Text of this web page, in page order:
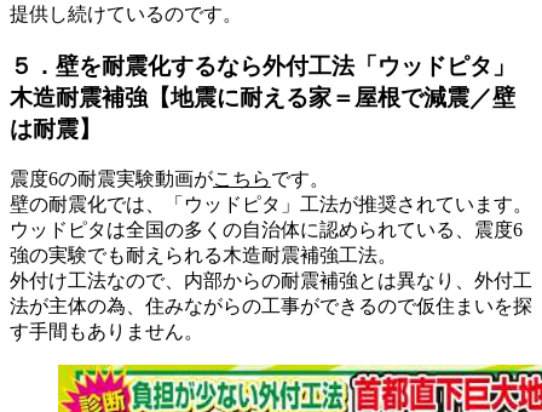
提供し続けているのです。
５．壁を耐震化するなら外付工法「ウッドピタ」
木造耐震補強【地震に耐える家＝屋根で減震／壁
は耐震】
震度6の耐震実験動画がこちらです。
壁の耐震化では、「ウッドピタ」工法が推奨されています。
ウッドピタは全国の多くの自治体に認められている、震度6
強の実験でも耐えられる木造耐震補強工法。
外付け工法なので、内部からの耐震補強とは異なり、外付工
法が主体の為、住みながらの工事ができるので仮住まいを探
す手間もありません。